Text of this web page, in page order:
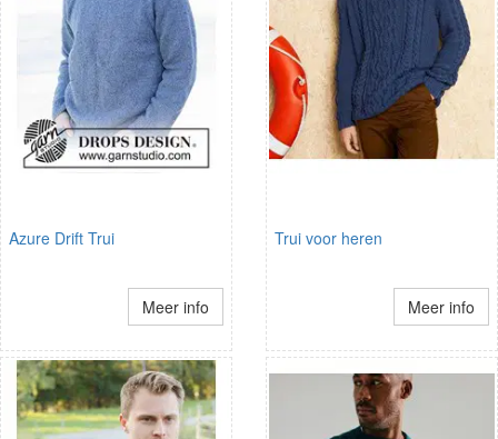
Azure Drift Trui
Meer info
Trui voor heren
Meer info